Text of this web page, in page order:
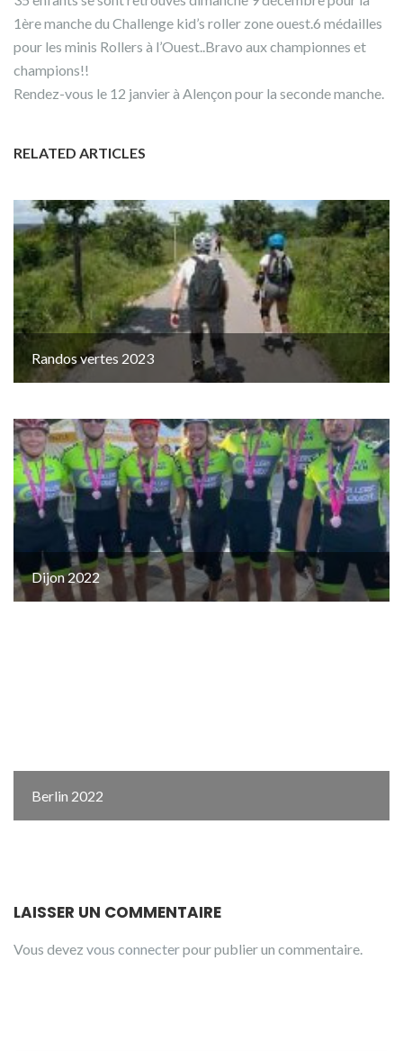
1ère manche du Challenge kid’s roller zone ouest.6 médailles
pour les minis Rollers à l’Ouest..Bravo aux championnes et
champions!!
Rendez-vous le 12 janvier à Alençon pour la seconde manche.
RELATED ARTICLES
Randos vertes 2023
Dijon 2022
Berlin 2022
LAISSER UN COMMENTAIRE
Vous devez vous connecterpour publier un commentaire.